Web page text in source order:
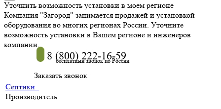
Уточнить возможность установки в моем регионе
Компания "Загород" занимается продажей и установкой
оборудования во многих регионах России. Уточните
возможность установки в Вашем регионе и инженеров
компании.
8 (800) 222-16-59
бесплатный звонок по России
Заказать звонок
Септики
Производитель